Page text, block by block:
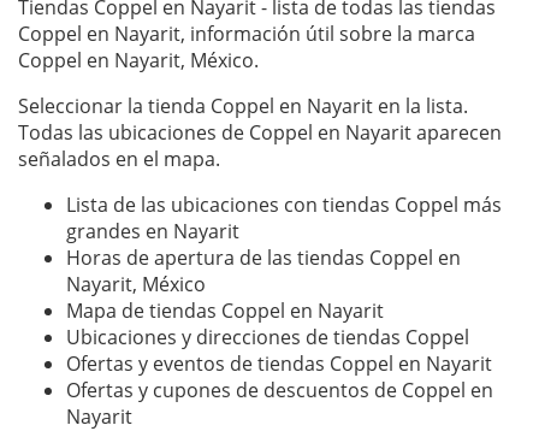
Tiendas Coppel en Nayarit - lista de todas las tiendas
Coppel en Nayarit, información útil sobre la marca
Coppel en Nayarit, México.
Seleccionar la tienda Coppel en Nayarit en la lista.
Todas las ubicaciones de Coppel en Nayarit aparecen
señalados en el mapa.
Lista de las ubicaciones con tiendas Coppel más
grandes en Nayarit
Horas de apertura de las tiendas Coppel en
Nayarit, México
Mapa de tiendas Coppel en Nayarit
Ubicaciones y direcciones de tiendas Coppel
Ofertas y eventos de tiendas Coppel en Nayarit
Ofertas y cupones de descuentos de Coppel en
Nayarit